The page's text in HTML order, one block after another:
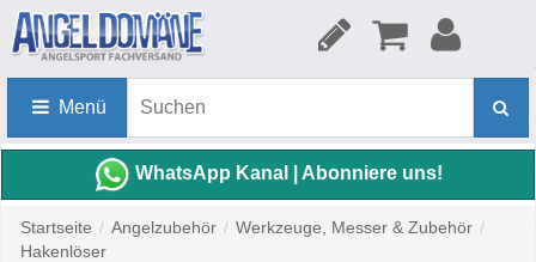
Menü
WhatsApp Kanal | Abonniere uns!
Startseite / Angelzubehör / Werkzeuge, Messer & Zubehör /
Hakenlöser